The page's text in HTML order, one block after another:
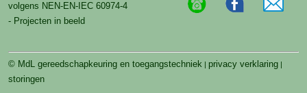
volgens NEN-EN-IEC 60974-4
- Projecten in beeld
© MdL gereedschapkeuring en toegangstechniek privacy verklaring
storingen